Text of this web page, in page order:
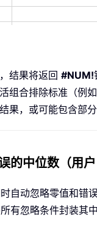
结果将返回 #NUM!
组合排除标准（例
果，或可能包含部
的中位数（用户
自动忽略零值和错
忽略条件封装其